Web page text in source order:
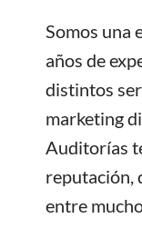
Somos una
años de
distintos
marketing
Auditorías
reputación,
entre